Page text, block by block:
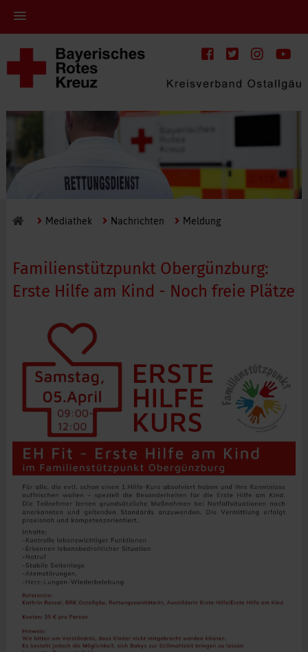
Mediathek Nachrichten Meldung
Familienstützpunkt Obergünzburg:
Erste Hilfe am Kind - Noch freie Plätze